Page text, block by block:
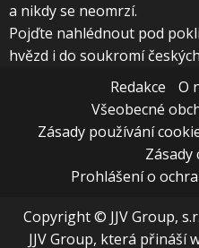
a nikdy se neomrzí.
Pojďte nahlédnout pod
hvězd i do soukromí
Redakce
O
Všeobecné
Zásady používání
Zásady
Prohlášení o
Copyright © JJV Group,
JJV Group, která přináší